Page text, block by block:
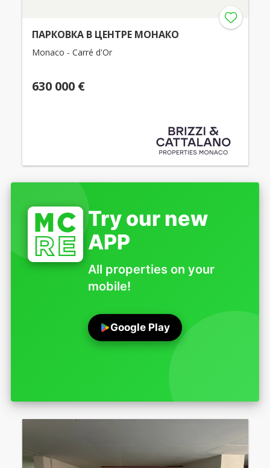
ПАРКОВКА В ЦЕНТРЕ МОНАКО
Monaco - Carré d'Or
630 000 €
Try our new
APP
All properties on your
mobile!
Google Play